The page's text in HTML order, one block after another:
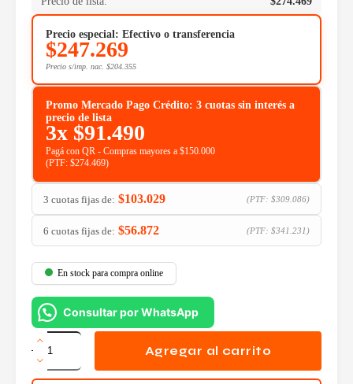
Precio especial: Efectivo o transferencia
$247.269
Precio s/imp. nac. $204.355
Promo Mercado Pago Crédito: 3 cuotas sin interés a
precio de lista
3x $91.490
Pagá con QR - Compras mayores a $150.000
(PTF: $274.469)
3 cuotas fijas de: $103.029 (PTF: $309.086)
6 cuotas fijas de: $56.872 (PTF: $341.231 )
En stock para compra online
Consultar por WhatsApp
Fuente
Cooler
Master
1200w
Agregar al carrito